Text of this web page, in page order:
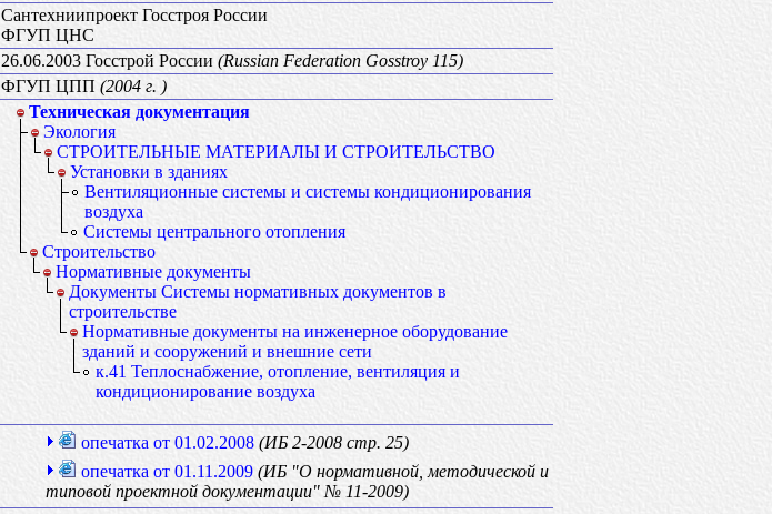
Сантехниипроект Госстроя России
ФГУП ЦНС
26.06.2003 Госстрой России (Russian Federation Gosstroy 115)
ФГУП ЦПП (2004 г. )
Техническая документация
Экология
СТРОИТЕЛЬНЫЕ МАТЕРИАЛЫ И СТРОИТЕЛЬСТВО
Установки в зданиях
Вентиляционные системы и системы кондиционирования
воздуха
Системы центрального отопления
Строительство
Нормативные документы
Документы Системы нормативных документов в
строительстве
Нормативные документы на инженерное оборудование
зданий и сооружений и внешние сети
к.41 Теплоснабжение, отопление, вентиляция и
кондиционирование воздуха
опечатка от 01.02.2008 (ИБ 2-2008 стр. 25)
опечатка от 01.11.2009 (ИБ "О нормативной, методической и
типовой проектной документации" № 11-2009)